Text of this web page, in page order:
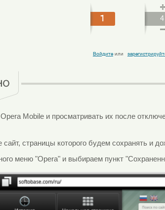
1 4
Войдитеили
Mobile и просматривать их после
страницы которого будем сохранять и
меню "Opera" и выбираем пункт